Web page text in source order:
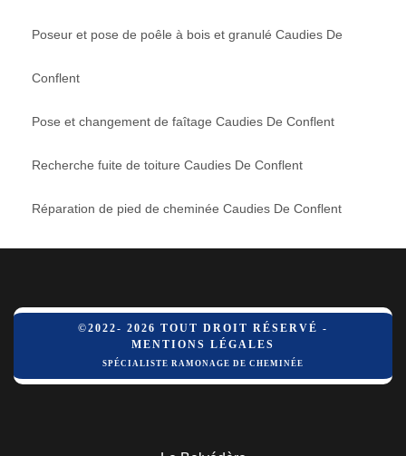
Poseur et pose de poêle à bois et granulé Caudies De
Conflent
Pose et changement de faîtage Caudies De Conflent
Recherche fuite de toiture Caudies De Conflent
Réparation de pied de cheminée Caudies De Conflent
©2022- 2026 TOUT DROIT RÉSERVÉ -
MENTIONS LÉGALES
SPÉCIALISTE RAMONAGE DE CHEMINÉE